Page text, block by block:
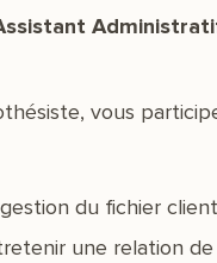
vous
du fichier
une relation